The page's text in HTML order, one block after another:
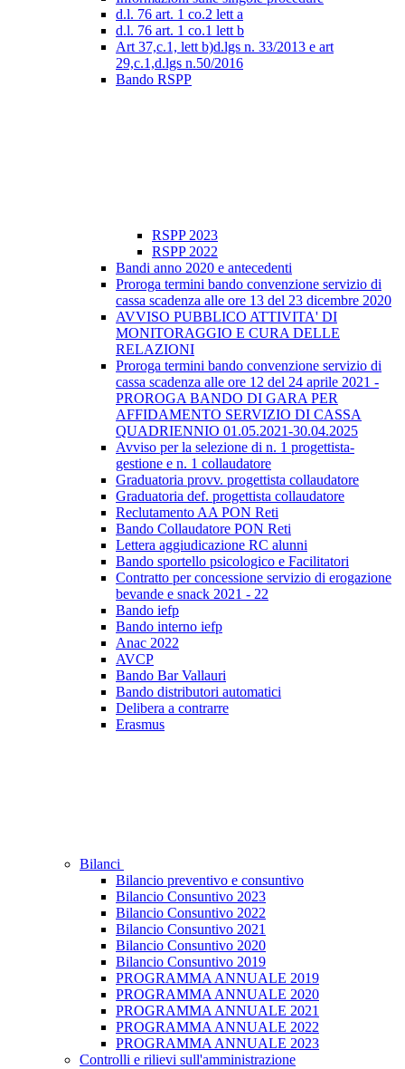
d.l. 76 art. 1 co.2 lett a
d.l. 76 art. 1 co.1 lett b
Art 37,c.1, lett b)d.lgs n. 33/2013 e art
29,c.1,d.lgs n.50/2016
Bando RSPP
RSPP 2023
RSPP 2022
Bandi anno 2020 e antecedenti
Proroga termini bando convenzione servizio di
cassa scadenza alle ore 13 del 23 dicembre 2020
AVVISO PUBBLICO ATTIVITA' DI
MONITORAGGIO E CURA DELLE
RELAZIONI
Proroga termini bando convenzione servizio di
cassa scadenza alle ore 12 del 24 aprile 2021 -
PROROGA BANDO DI GARA PER
AFFIDAMENTO SERVIZIO DI CASSA
QUADRIENNIO 01.05.2021-30.04.2025
Avviso per la selezione di n. 1 progettista-
gestione e n. 1 collaudatore
Graduatoria provv. progettista collaudatore
Graduatoria def. progettista collaudatore
Reclutamento AA PON Reti
Bando Collaudatore PON Reti
Lettera aggiudicazione RC alunni
Bando sportello psicologico e Facilitatori
Contratto per concessione servizio di erogazione
bevande e snack 2021 - 22
Bando iefp
Bando interno iefp
Anac 2022
AVCP
Bando Bar Vallauri
Bando distributori automatici
Delibera a contrarre
Erasmus
Bilanci
Bilancio preventivo e consuntivo
Bilancio Consuntivo 2023
Bilancio Consuntivo 2022
Bilancio Consuntivo 2021
Bilancio Consuntivo 2020
Bilancio Consuntivo 2019
PROGRAMMA ANNUALE 2019
PROGRAMMA ANNUALE 2020
PROGRAMMA ANNUALE 2021
PROGRAMMA ANNUALE 2022
PROGRAMMA ANNUALE 2023
Controlli e rilievi sull'amministrazione